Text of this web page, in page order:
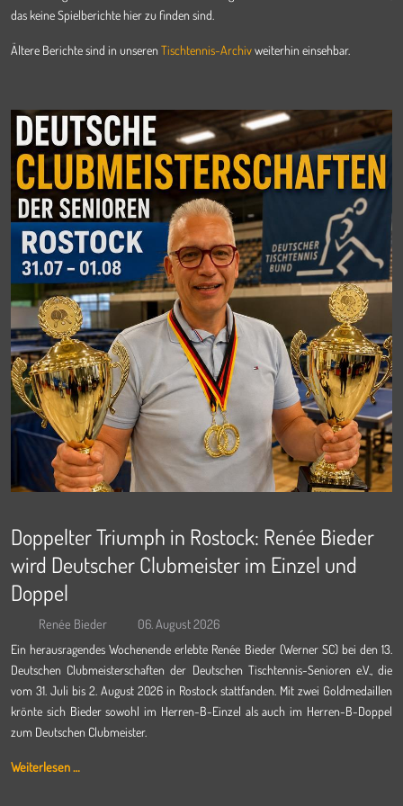
das keine Spielberichte hier zu finden sind.
Ältere Berichte sind in unseren Tischtennis-Archivweiterhin einsehbar.
Doppelter Triumph in Rostock: Renée Bieder
wird Deutscher Clubmeister im Einzel und
Doppel
Renée Bieder 06. August 2026
Ein herausragendes Wochenende erlebte Renée Bieder (Werner SC) bei den 13.
Deutschen Clubmeisterschaften der Deutschen Tischtennis-Senioren e.V., die
vom 31. Juli bis 2. August 2026 in Rostock stattfanden. Mit zwei Goldmedaillen
krönte sich Bieder sowohl im Herren-B-Einzel als auch im Herren-B-Doppel
zum Deutschen Clubmeister.
Weiterlesen …